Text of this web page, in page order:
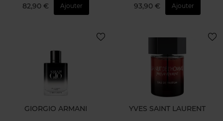
82,90 € Ajouter 93,90 € Ajouter
GIORGIO ARMANI YVES SAINT LAURENT